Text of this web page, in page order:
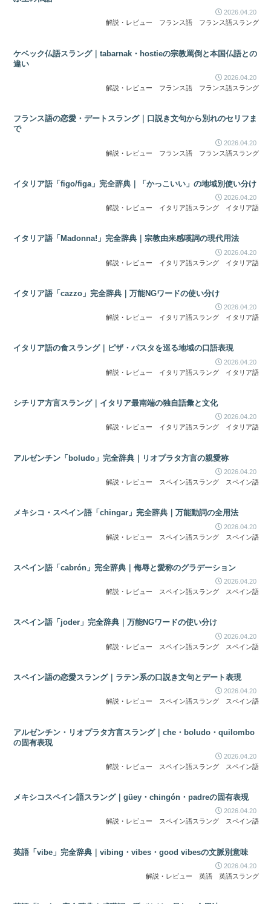
2026.04.20
解説・レビュー
フランス語 フランス語スラング
ケベック仏語スラング｜tabarnak・hostieの宗教罵倒と本国仏語との
違い
2026.04.20
解説・レビュー
フランス語 フランス語スラング
フランス語の恋愛・デートスラング｜口説き文句から別れのセリフま
で
2026.04.20
解説・レビュー
フランス語 フランス語スラング
イタリア語「figo/figa」完全辞典｜「かっこいい」の地域別使い分け
2026.04.20
解説・レビュー
イタリア語スラング イタリア語
イタリア語「Madonna!」完全辞典｜宗教由来感嘆詞の現代用法
2026.04.20
解説・レビュー
イタリア語スラング イタリア語
イタリア語「cazzo」完全辞典｜万能NGワードの使い分け
2026.04.20
解説・レビュー
イタリア語スラング イタリア語
イタリア語の食スラング｜ピザ・パスタを巡る地域の口語表現
2026.04.20
解説・レビュー
イタリア語スラング イタリア語
シチリア方言スラング｜イタリア最南端の独自語彙と文化
2026.04.20
解説・レビュー
イタリア語スラング イタリア語
アルゼンチン「boludo」完全辞典｜リオプラタ方言の親愛称
2026.04.20
解説・レビュー
スペイン語スラング スペイン語
メキシコ・スペイン語「chingar」完全辞典｜万能動詞の全用法
2026.04.20
解説・レビュー
スペイン語スラング スペイン語
スペイン語「cabrón」完全辞典｜侮辱と愛称のグラデーション
2026.04.20
解説・レビュー
スペイン語スラング スペイン語
スペイン語「joder」完全辞典｜万能NGワードの使い分け
2026.04.20
解説・レビュー
スペイン語スラング スペイン語
スペイン語の恋愛スラング｜ラテン系の口説き文句とデート表現
2026.04.20
解説・レビュー
スペイン語スラング スペイン語
アルゼンチン・リオプラタ方言スラング｜che・boludo・quilombo
の固有表現
2026.04.20
解説・レビュー
スペイン語スラング スペイン語
メキシコスペイン語スラング｜güey・chingón・padreの固有表現
2026.04.20
解説・レビュー
スペイン語スラング スペイン語
英語「vibe」完全辞典｜vibing・vibes・good vibesの文脈別意味
2026.04.20
解説・レビュー
英語 英語スラング